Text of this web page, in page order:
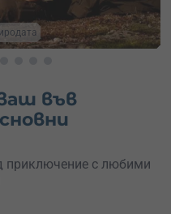
във
приключение с любими